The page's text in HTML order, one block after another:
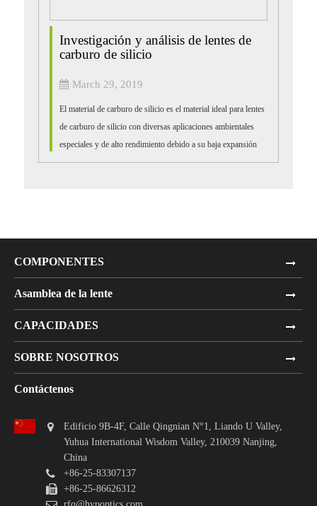
Investigación y análisis de lentes de
carburo de silicio
March 29, 2019
El material de carburo de silicio es el material ideal para lentes
de carburo de silicio con diversas aplicaciones ambientales
especiales y de alto rendimiento debido a su baja expansión
térmica, reflecti...
COMPONENTES
Asamblea de la lente
CAPACIDADES
SOBRE NOSOTROS
Contáctenos
Edificio 9B-4F, Calle Qingnian N°1, Liando U Valley,
Yuhua International Wisdom Valley, 210039 Nanjing,
China
+86-25-83307137
+86-25-86626312